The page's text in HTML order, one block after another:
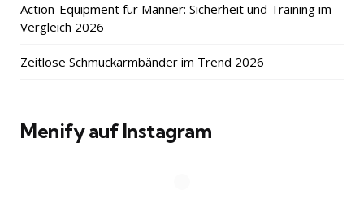
Action-Equipment für Männer: Sicherheit und Training im
Vergleich 2026
Zeitlose Schmuckarmbänder im Trend 2026
Menify auf Instagram